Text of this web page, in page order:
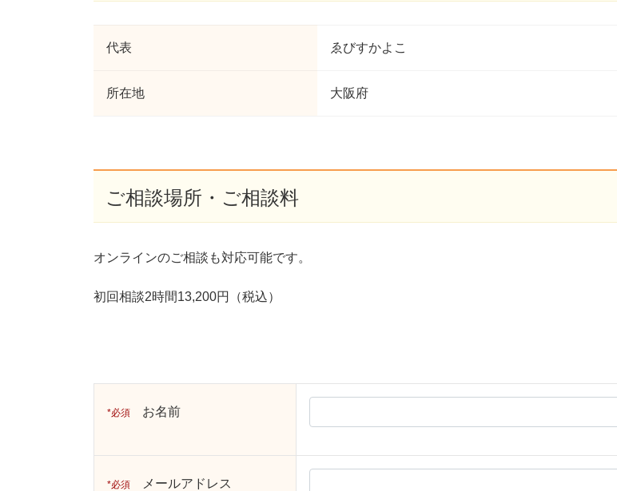
代表 ゑびすかよこ
所在地 大阪府
ご相談場所・ご相談料
オンラインのご相談も対応可能です。
初回相談2時間13,200円（税込）
必須 お名前
必須 メールアドレス